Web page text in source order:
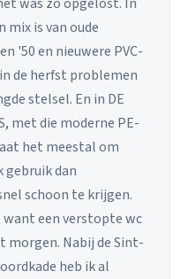
mix is van oude
'50 en nieuwere PVC-
de herfst problemen
stelsel. En in DE
met die moderne PE-
het meestal om
gebruik dan
schoon te krijgen.
een verstopte wc
Nabij de Sint-
heb ik al